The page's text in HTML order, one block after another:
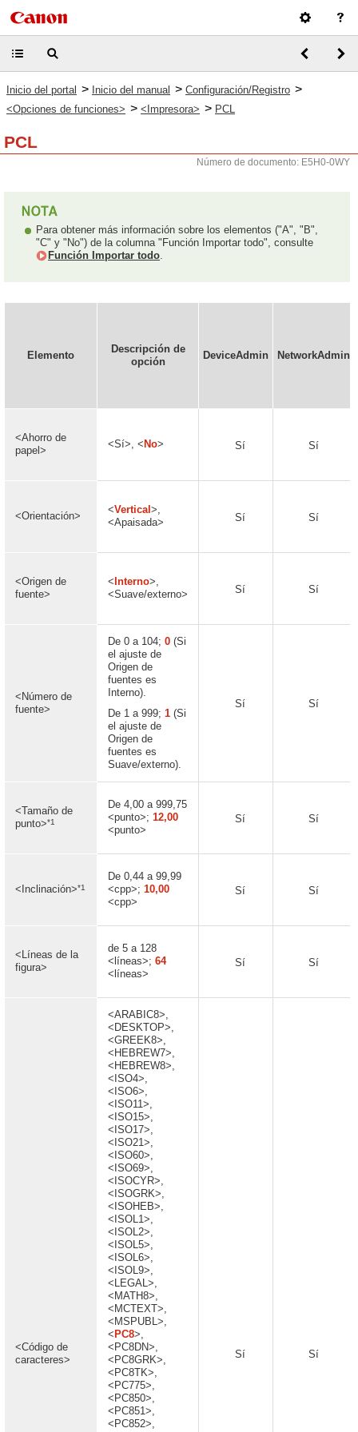
Inicio del portal > Inicio del manual > Configuración/Registro >
<Opciones de funciones> > <Impresora> > PCL
PCL
Número de documento: E5H0-0WY
Para obtener más información sobre los elementos ("A", "B",
"C" y "No") de la columna "Función Importar todo", consulte
Función Importar todo.
Elemento
Descripción de
opción
DeviceAdmin NetworkAdmin
<Ahorro de
papel>
<Sí>, < No> Sí Sí
<Orientación>
<Vertical >,
<Apaisada>
Sí Sí
<Origen de
fuente>
< Interno>,
<Suave/externo>
Sí Sí
<Número de
fuente>
De 0 a 104; 0 (Si
el ajuste de
Origen de
fuentes es
Interno).
De 1 a 999; 1 (Si
el ajuste de
Origen de
fuentes es
Suave/externo).
Sí Sí
<Tamaño de
punto>*1
De 4,00 a 999,75
<punto>; 12,00
<punto>
Sí Sí
<Inclinación>*1
De 0,44 a 99,99
<cpp>; 10,00
<cpp>
Sí Sí
<Líneas de la
figura>
de 5 a 128
<líneas>; 64
<líneas>
Sí Sí
<Código de
caracteres>
<ARABIC8>,
<DESKTOP>,
<GREEK8>,
<HEBREW7>,
<HEBREW8>,
<ISO4>,
<ISO6>,
<ISO11>,
<ISO15>,
<ISO17>,
<ISO21>,
<ISO60>,
<ISO69>,
<ISOCYR>,
<ISOGRK>,
<ISOHEB>,
<ISOL1>,
<ISOL2>,
<ISOL5>,
<ISOL6>,
<ISOL9>,
<LEGAL>,
<MATH8>,
<MCTEXT>,
<MSPUBL>,
< PC8>,
<PC8DN>,
<PC8GRK>,
<PC8TK>,
<PC775>,
<PC850>,
<PC851>,
<PC852>,
Sí Sí